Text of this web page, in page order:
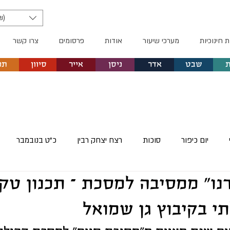
חינוכיות מערכי שיעור אודות פרסומים צרו קשר
ניסן סיוון אדר שבט אייר
יום כיפור סוכות רצח יצחק רבין כ"ט בנובמבר
פסח יום הזיכרון הבינלאומי לשואה יום הזיכרון לשואה
יום הרצל
ממסיבה למסכת – תכנון
בקיבוץ גן שמואל